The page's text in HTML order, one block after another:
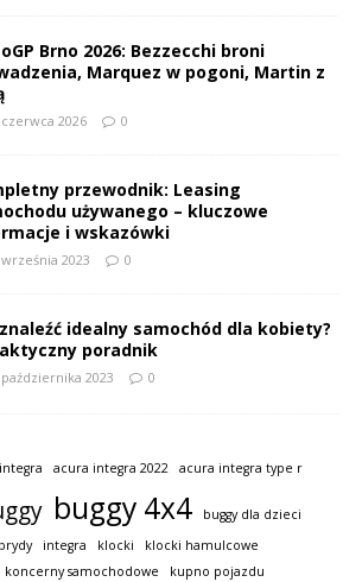
Brno 2026: Bezzecchi broni
Marquez w pogoni, Martin z
czerwca 2026 0
przewodnik: Leasing
używanego – kluczowe
i wskazówki
września 2023 0
idealny samochód dla kobiety?
poradnik
października 2023 0
acura integra 2022 acura integra type r
buggy 4x4
buggy dla dzieci
integra klocki
klocki hamulcowe
koncerny samochodowe kupno pojazdu